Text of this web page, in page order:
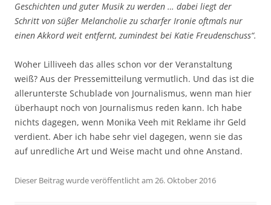
Geschichten und guter Musik zu werden … dabei liegt der
Schritt von süßer Melancholie zu scharfer Ironie oftmals nur
einen Akkord weit entfernt, zumindest bei Katie Freudenschuss“.
Woher Lilliveeh das alles schon vor der Veranstaltung
weiß? Aus der Pressemitteilung vermutlich. Und das ist die
allerunterste Schublade von Journalismus, wenn man hier
überhaupt noch von Journalismus reden kann. Ich habe
nichts dagegen, wenn Monika Veeh mit Reklame ihr Geld
verdient. Aber ich habe sehr viel dagegen, wenn sie das
auf unredliche Art und Weise macht und ohne Anstand.
Dieser Beitrag wurde veröffentlicht am 26. Oktober 2016